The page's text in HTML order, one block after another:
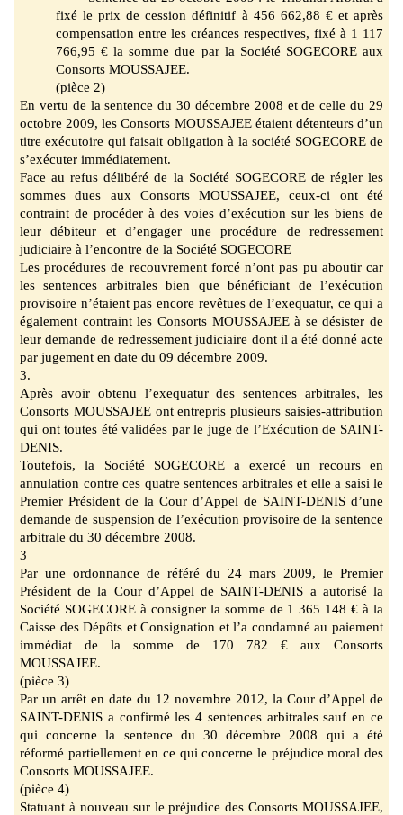
fixé le prix de cession définitif à 456 662,88 € et après
compensation entre les créances respectives, fixé à 1 11 7
766,95€ la somme due par la Société SOGECORE aux
Consorts MOUSSAJEE.
(pièce 2)
En vertu de la sentence du 30 décembre 2008 et de celle du 29
octobre 2009, les Consorts MOUSSAJEE étaient détenteurs d’un
titre exécutoire qui faisait obligation à lasociété SOGECORE de
s’exécuter immédiatement.
Face au refus délibéré de la Société SOGECORE de régler les
sommes dues aux Consorts MOUSSAJEE, ceux-ci ont été
contraint de procéder à des voies d’exécution sur les biens de
leur débiteur et d’engager une procédure de redressement
judiciaire à l’encontre de la Société SOGECORE
Les procédures de recouvrement forcé n’ont pas pu aboutir car
les sentences arbitralesbien que bénéficiant de l’exécution
provisoire n’étaient pas encore revêtues de l’exequatur, ce qui a
également contraint les Consorts MOUSSAJEE à se désister de
leur demande de redressement judiciaire dont il a été donné acte
par jugement en date du 09 décembre 2009.
3.
Après avoir obtenu l’exequatur des sentences arbitrales, les
Consorts MOUSSAJEE ont entrepris plusieurs saisies-attribution
qui ont toutes été validées par le juge de l’Exécution de SAINT-
DENIS.
Toutefois, la Société SOGECORE a exercé un recours en
annulation contre ces quatre sentences arbitrales et elle a saisi le
Premier Président de la Cour d’Appel de SAINT-DENIS d’une
demande de suspension de l’exécution provisoire de la sentence
arbitrale du 30 décembre 2008.
3
Par une ordonnance de référé du 24 mars 2009, le Premier
Président de la Cour d’Appel de SAINT-DENIS a autorisé la
Société SOGECORE à consigner la somme de 1 365 148€ à la
Caisse des Dépôts et Consignation etl’a condamné au paiement
immédiat de la somme de 170 782 € aux Consorts
MOUSSAJEE.
(pièce 3)
Par un arrêt en date du 12 novembre 2012, la Cour d’Appel de
SAINT-DENIS a confirmé les 4 sentences arbitrales sauf en ce
qui concerne la sentence du 30 décembre 2008 qui a été
réformé partiellement en ce qui concerne le préjudice moral des
Consorts MOUSSAJEE.
(pièce 4)
Statuant à nouveau sur le préjudice des Consorts MOUSSAJEE,